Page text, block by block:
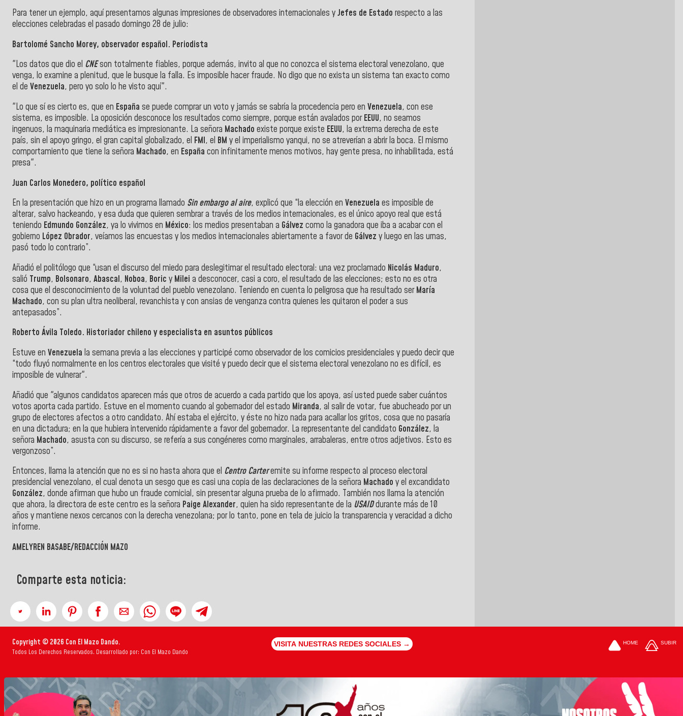
Para tener un ejemplo, aquí presentamos algunas impresiones de observadores internacionales yJefes de Estado respecto a las
elecciones celebradas el pasado domingo 28 de julio:
Bartolomé Sancho Morey, observador español. Periodista
"Los datos que dio el CNEson totalmente fiables, porque además, invito al que no conozca el sistema electoral venezolano, que
venga, lo examine a plenitud, que le busque la falla. Es imposible hacer fraude. No digo que no exista un sistema tan exacto como
el de Venezuela, pero yo solo lo he visto aquí".
"Lo que sí es cierto es, que en España se puede comprar un voto y jamás se sabría la procedencia pero en Venezuela, con ese
sistema, es imposible. La oposición desconoce los resultados como siempre, porque están avalados porEEUU, no seamos
ingenuos, la maquinaria mediática es impresionante. La señora Machado existe porque existe EEUU, la extrema derecha de este
país, sin el apoyo gringo, el gran capital globalizado, el FMI, el BM y el imperialismo yanqui, no se atreverían a abrir la boca. El mismo
comportamiento que tiene la señora Machado, en España con infinitamente menos motivos, hay gente presa, no inhabilitada, está
presa".
Juan Carlos Monedero, político español
En la presentación que hizo en un programa llamado Sin embargo al aire, explicó que “la elección en Venezuela es imposible de
alterar, salvo hackeando, y esa duda que quieren sembrar a través de los medios internacionales, es el único apoyo real que está
teniendo Edmundo González, ya lo vivimos en México: los medios presentaban a Gálvez como la ganadora que iba a acabar con el
gobierno López Obrador, veíamos las encuestas y los medios internacionales abiertamente a favor de Gálvez y luego en las urnas,
pasó todo lo contrario”.
Añadió el politólogo que “usan el discurso del miedo para deslegitimar el resultado electoral: una vez proclamado Nicolás Maduro,
salió Trump, Bolsonaro, Abascal, Noboa, Boric y Milei a desconocer, casi a coro, el resultado de las elecciones; esto no es otra
cosa que el desconocimiento de la voluntad del pueblo venezolano. Teniendo en cuenta lo peligrosa que ha resultado serMaría
Machado, con su plan ultra neoliberal, revanchista y con ansias de venganza contra quienes les quitaron el poder a sus
antepasados”.
Roberto Ávila Toledo. Historiador chileno y especialista en asuntos públicos
Estuve en Venezuela la semana previa a las elecciones y participé como observador de los comicios presidenciales y puedo decir que
“todo fluyó normalmente en los centros electorales que visité y puedo decir que el sistema electoral venezolano no es difícil, es
imposible de vulnerar".
Añadió que "algunos candidatos aparecen más que otros de acuerdo a cada partido que los apoya, así usted puede saber cuántos
votos aporta cada partido. Estuve en el momento cuando al gobernador del estado Miranda, al salir de votar, fue abucheado por un
grupo de electores afectos a otro candidato. Ahí estaba el ejército, y éste no hizo nada para acallar los gritos, cosa que no pasaría
en una dictadura; en la que hubiera intervenido rápidamente a favor del gobernador. La representante del candidato González, la
señora Machado, asusta con su discurso, se refería a sus congéneres como marginales, arrabaleras, entre otros adjetivos. Esto es
vergonzoso”.
Entonces, llama la atención que no es si no hasta ahora que el Centro Carteremite su informe respecto al proceso electoral
presidencial venezolano, el cual denota un sesgo que es casi una copia de las declaraciones de la señora Machado y el excandidato
González, donde afirman que hubo un fraude comicial, sin presentar alguna prueba de lo afirmado. También nos llama la atención
que ahora, la directora de este centro es la señora Paige Alexander, quien ha sido representante de la USAIDdurante más de 10
años y mantiene nexos cercanos con la derecha venezolana; por lo tanto, pone en tela de juicio la transparencia y veracidad a dicho
informe.
AMELYREN BASABE/REDACCIÓN MAZO
Comparte esta noticia:
Copyright © 2026 Con El Mazo Dando.
Todos Los Derechos Reservados. Desarrollado por: Con El Mazo Dando
VISITA NUESTRAS REDES SOCIALES → HOME SUBIR